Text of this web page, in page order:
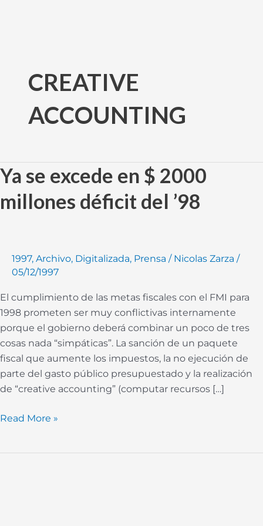
contenidoCREATIVE
ACCOUNTING
Ya se excede en $ 2000
millones déficit del ’98
1997, Archivo, Digitalizada, Prensa / Nicolas Zarza /
05/12/1997
El cumplimiento de las metas fiscales con el FMI para
1998 prometen ser muy conflictivas internamente
porque el gobierno deberá combinar un poco de tres
cosas nada “simpáticas”. La sanción de un paquete
fiscal que aumente los impuestos, la no ejecución de
parte del gasto público presupuestado y la realización
de “creative accounting” (computar recursos […]
Ya
se
excede
millones
déficit
del
’98
Read More »